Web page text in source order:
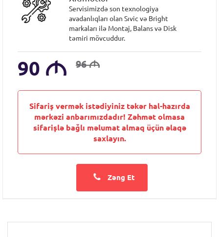
Servisimizdə son texnologiya
avadanlıqları olan Sıvic və Bright
markaları ilə Montaj, Balans və Disk
təmiri mövcuddur.
90 M 96M
Sifariş vermək istədiyiniz təkər hal-hazırda
mərkəzi anbarımızdadır! Zəhmət olmasa
sifarişlə bağlı məlumat almaq üçün əlaqə
saxlayın.
Zəng Et